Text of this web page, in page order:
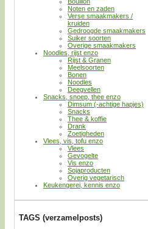
Noten en zaden
Verse smaakmakers /
kruiden
Gedroogde smaakmakers
Suiker soorten
Overige smaakmakers
Noodles, rijst enzo
Rijst & Granen
Meelsoorten
Bonen
Noodles
Deegvellen
Snacks, snoep, thee enzo
Dimsum (-achtige hapjes)
Snacks
Thee & koffie
Drank
Zoetigheden
Vlees, vis, tofu enzo
Vlees
Gevogelte
Vis enzo
Sojaproducten
Overig vegetarisch
Keukengerei, kennis enzo
TAGS (verzamelposts)